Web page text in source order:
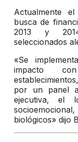
Actualmente
busca de
2013 y
seleccionados
«Se
impacto
por un panel
ejecutiva, el
biológicos» dijo